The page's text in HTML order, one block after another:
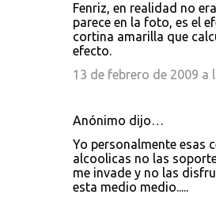
Fenriz, en realidad no
parece en la foto, es el
cortina amarilla que
efecto.
13 de febrero de 2009 a
Anónimo dijo…
Yo personalmente esas
alcoolicas no las
me invade y no las
esta medio medio.....